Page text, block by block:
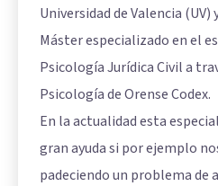
Universidad de Valencia
Máster especializado en el
Psicología Jurídica Civil a
Psicología de Orense Codex.
En la actualidad esta
gran ayuda si por ejemplo
padeciendo un problema de